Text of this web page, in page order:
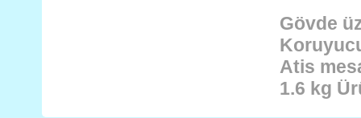
Gövde
Atis
1.6 kg